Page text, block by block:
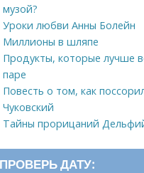
музой?
Уроки любви Анны Болейн
Миллионы в шляпе
Продукты, которые лучше
паре
Повесть о том, как
Чуковский
Тайны прорицаний
ПРОВЕРЬ ДАТУ: